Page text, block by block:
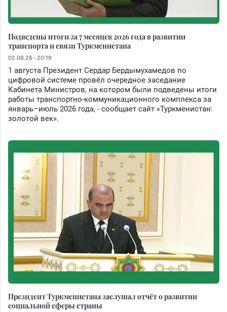
Подведены итоги за 7 месяцев 2026 года в развитии
транспорта и связи Туркменистана
02.08.26 - 20:19
1 августа Президент Сердар Бердымухамедов по
цифровой системе провёл очередное заседание
Кабинета Министров, на котором были подведены итоги
работы транспортно-коммуникационного комплекса за
январь–июль 2026 года, - сообщает сайт «Туркменистан:
золотой век».
Президент Туркменистана заслушал отчёт о развитии
социальной сферы страны